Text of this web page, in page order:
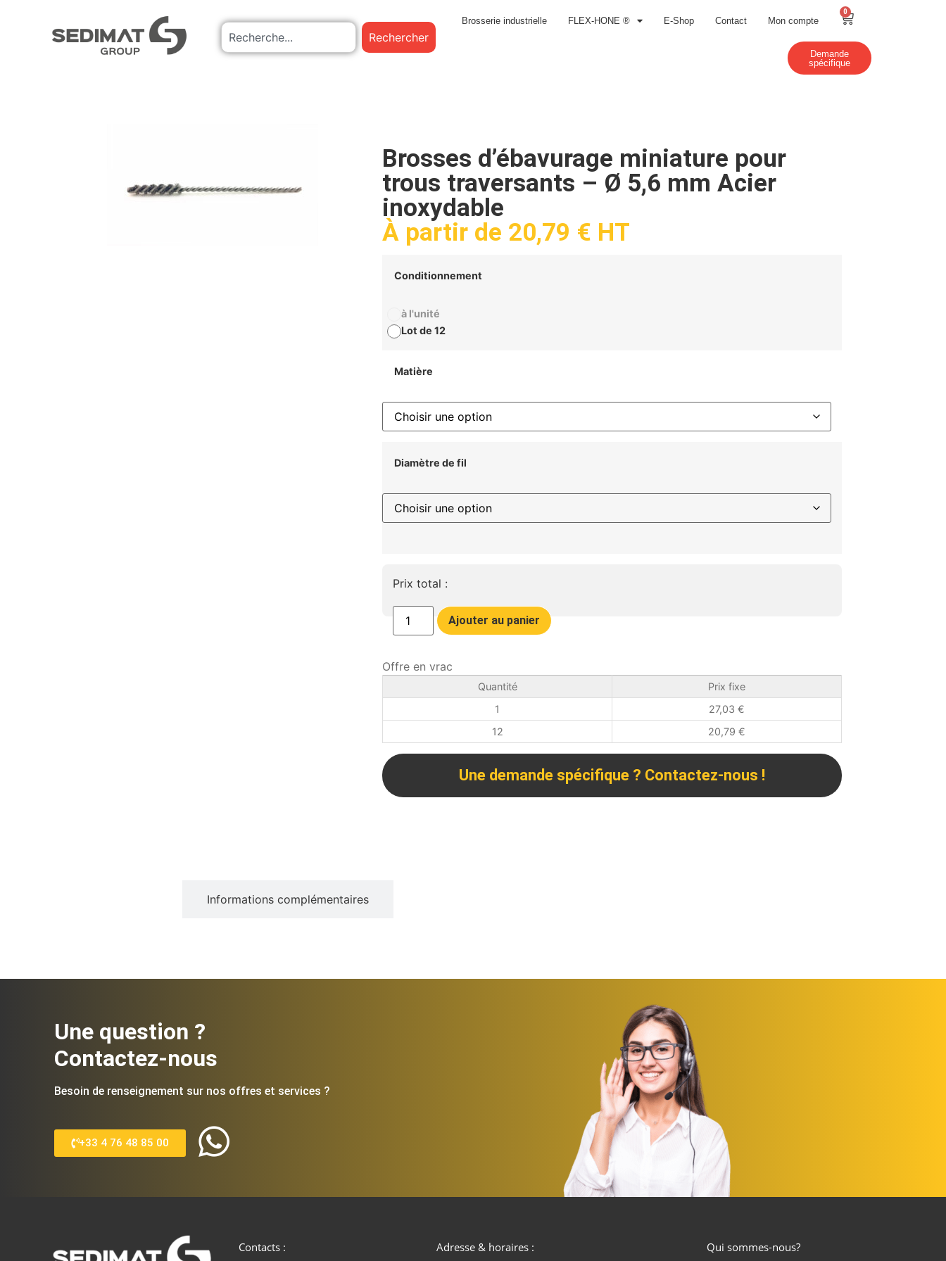
Rechercher
Brosserie industrielle FLEX-HONE ® E-Shop Contact Mon compte
0
Demande
spécifique
Brosses d’ébavurage miniature pour
trous traversants – Ø 5,6 mm Acier
inoxydable
À partir de 20,79 € HT
Conditionnement
à l'unité
Lot de 12
Matière
Diamètre de fil
Prix total :
Ajouter au panier
Offre en vrac
Quantité
Prix fixe
1
27,03 €
12
20,79 €
Une demande spécifique ? Contactez-nous !
Informations complémentaires
Une question ?
Contactez-nous
Besoin de renseignement sur nos offres et services ?
+33 4 76 48 85 00
Contacts : Adresse & horaires : Qui sommes-nous?